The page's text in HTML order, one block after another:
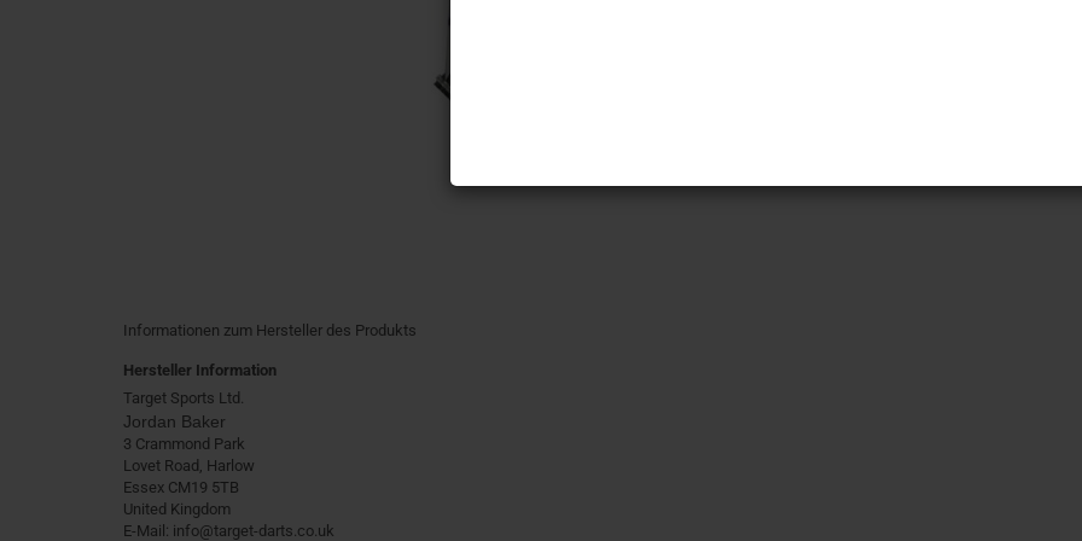
Informationen zum Hersteller des Produkts
Hersteller Information
Target Sports Ltd.
Jordan Baker
3 Crammond Park
Lovet Road, Harlow
Essex CM19 5TB
United Kingdom
E-Mail: info@target-darts.co.uk